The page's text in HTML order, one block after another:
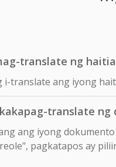
translate ng
i-translate ang iyong
translate
ang iyong
pagkatapos ay